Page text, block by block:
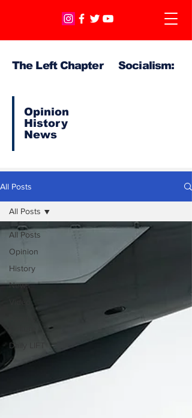
The Left Chapter Socialism:
Opinion
History
News
All Posts
All Posts
Opinion
History
News
Daily LIFT
All Posts